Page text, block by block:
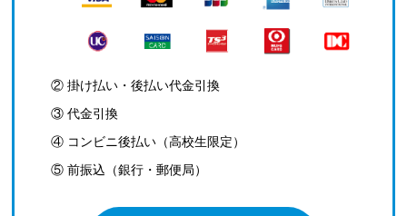
② 掛け払い・後払い代金引換
③ 代金引換
④ コンビニ後払い（高校生限定）
⑤ 前振込（銀行・郵便局）